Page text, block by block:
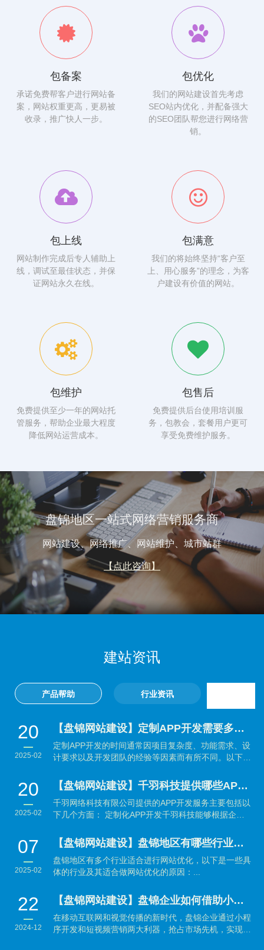
包备案
承诺免费帮客户进行网站备
案，网站权重更高，更易被
收录，推广快人一步。
包优化
我们的网站建设首先考虑
SEO站内优化，并配备强大
的SEO团队帮您进行网络营
销。
包上线
网站制作完成后专人辅助上
线，调试至最佳状态，并保
证网站永久在线。
包满意
我们的将始终坚持“客户至
上、用心服务”的理念，为客
户建设有价值的网站。
包维护
免费提供至少一年的网站托
管服务，帮助企业最大程度
降低网站运营成本。
包售后
免费提供后台使用培训服
务，包教会，套餐用户更可
享受免费维护服务。
盘锦地区一站式网络营销服务商
网站建设、网络推广、网站维护、城市站群
【点此咨询】
建站资讯
产品帮助 行业资讯
20
2025-02
【盘锦网站建设】定制APP开发需要多长时间？
定制APP开发的时间通常因项目复杂度、功能需求、设
计要求以及开发团队的经验等因素而有所不同。以下是
20
2025-02
【盘锦网站建设】千羽科技提供哪些APP开发服务？
千羽网络科技有限公司提供的APP开发服务主要包括以
下几个方面： 定制化APP开发千羽科技能够根据企业
07
2025-02
【盘锦网站建设】盘锦地区有哪些行业适合做网站优化？
盘锦地区有多个行业适合进行网站优化，以下是一些具
体的行业及其适合做网站优化的原因：...
22
2024-12
【盘锦网站建设】盘锦企业如何借助小程序开发与短视频营销抢占市场先机？
在移动互联网和视觉传播的新时代，盘锦企业通过小程
序开发和短视频营销两大利器，抢占市场先机，实现品